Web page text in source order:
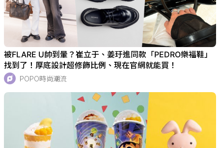
被FLARE U帥到暈？崔立于、姜玗進同款「PEDRO樂福鞋」
找到了！厚底設計超修飾比例、現在官網就能買！
POPO時尚潮流